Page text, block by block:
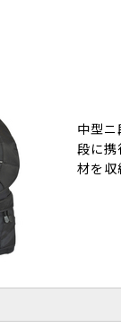
中型
段に携
材を収